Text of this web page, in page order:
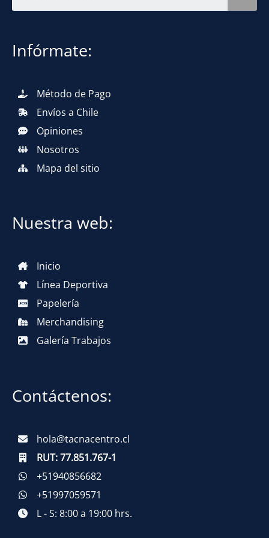
Infórmate:
Método de Pago
Envíos a Chile
Opiniones
Nosotros
Mapa del sitio
Nuestra web:
Inicio
Línea Deportiva
Papelería
Merchandising
Galería Trabajos
Contáctenos:
hola@tacnacentro.cl
RUT:77.851.767-1
+51940856682
+51997059571
L - S: 8:00 a 19:00 hrs.